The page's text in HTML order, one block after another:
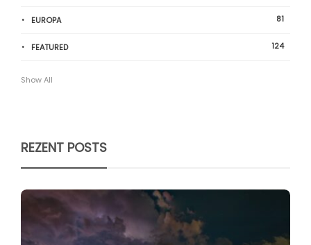
EUROPA 81
FEATURED 124
Show All
REZENT POSTS